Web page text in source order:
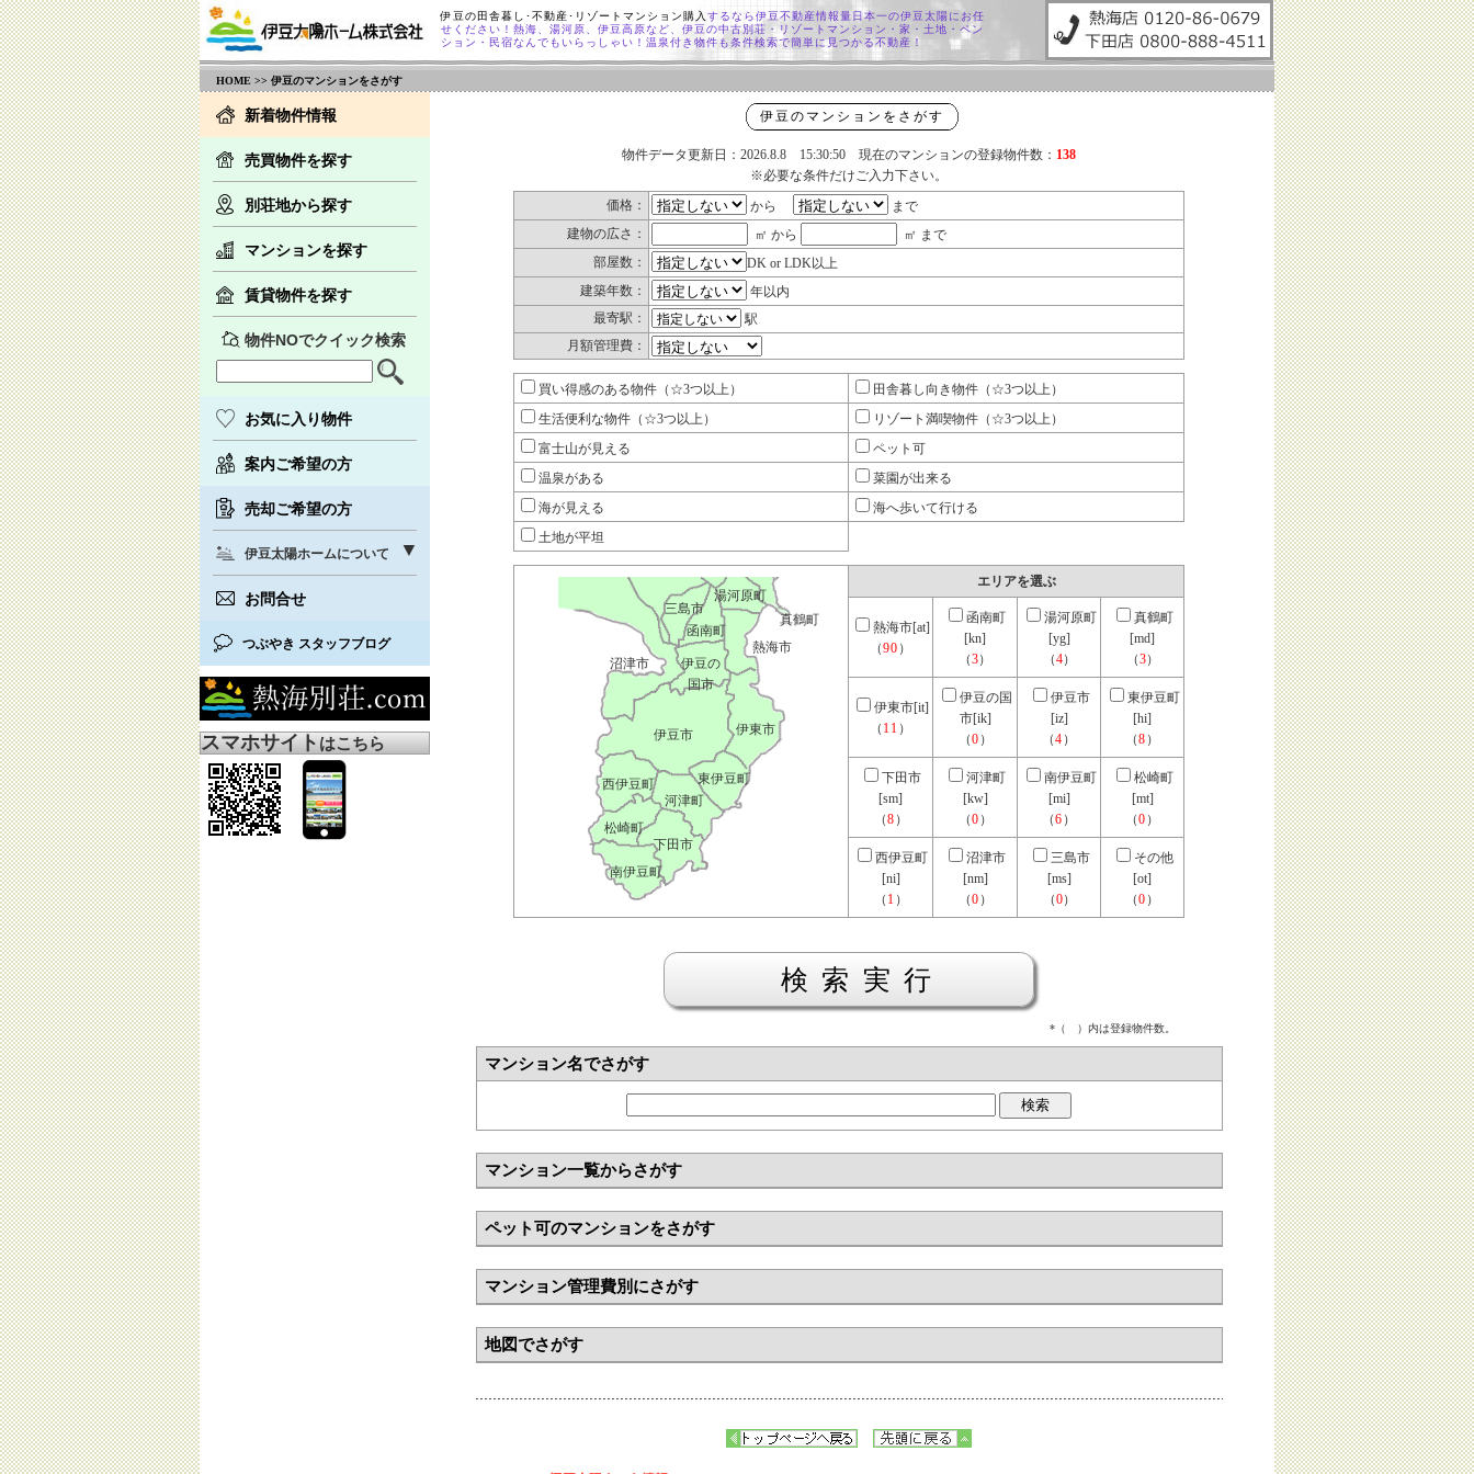
伊豆の田舎暮し･不動産･リゾートマンション購入 するなら伊豆不動産情報量日本一の伊豆太陽にお任
せください！熱海、湯河原、伊豆高原など、伊豆の中古別荘・リゾートマンション・家・土地・ペン
ション・民宿なんでもいらっしゃい！温泉付き物件も条件検索で簡単に見つかる不動産！
HOME >> 伊豆のマンションをさがす
新着物件情報
売買物件を探す
別荘地から探す
マンションを探す
賃貸物件を探す
物件NOでクイック検索
お気に入り物件
案内ご希望の方
売却ご希望の方
伊豆太陽ホームについて
お問合せ
つぶやき スタッフブログ
スマホサイトはこちら
伊豆のマンションをさがす
物件データ更新日：2026.8.8 15:30:50 現在のマンションの登録物件数： 138
※必要な条件だけご入力下さい。
価格：
から
まで
建物の広さ：
㎡ から
㎡ まで
部屋数：
DK or LDK以上
建築年数：
年以内
最寄駅：
駅
月額管理費：
買い得感のある物件（☆3つ以上）
田舎暮し向き物件（☆3つ以上）
生活便利な物件（☆3つ以上）
リゾート満喫物件（☆3つ以上）
富士山が見える
ペット可
温泉がある
菜園が出来る
海が見える
海へ歩いて行ける
土地が平坦
熱海市
真鶴町
湯河原町
函南町
三島市
沼津市
伊豆の
国市
伊豆市 伊東市
東伊豆町
河津町
西伊豆町
下田市
松崎町
南伊豆町
エリアを選ぶ
熱海市[at]
（90 ）
函南町
[kn]
（3）
湯河原町
[yg]
（4）
真鶴町
[md]
（3）
伊東市[it]
（ 11 ）
伊豆の国
市[ik]
（0 ）
伊豆市
[iz]
（4 ）
東伊豆町
[hi]
（8 ）
下田市
[sm]
（8 ）
河津町
[kw]
（0 ）
南伊豆町
[mi]
（6 ）
松崎町
[mt]
（0 ）
西伊豆町
[ni]
（ 1 ）
沼津市
[nm]
（0 ）
三島市
[ms]
（0）
その他
[ot]
（0 ）
*（ ）内は登録物件数。
マンション名でさがす
マンション一覧からさがす
ペット可のマンションをさがす
マンション管理費別にさがす
地図でさがす